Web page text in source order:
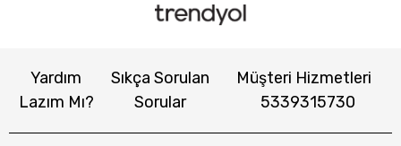
Yardım
Lazım Mı?
Sıkça Sorulan
Sorular
Müşteri Hizmetleri
5339315730